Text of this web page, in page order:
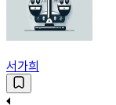
서가희